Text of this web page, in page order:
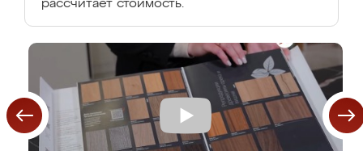
рассчитает стоимость.